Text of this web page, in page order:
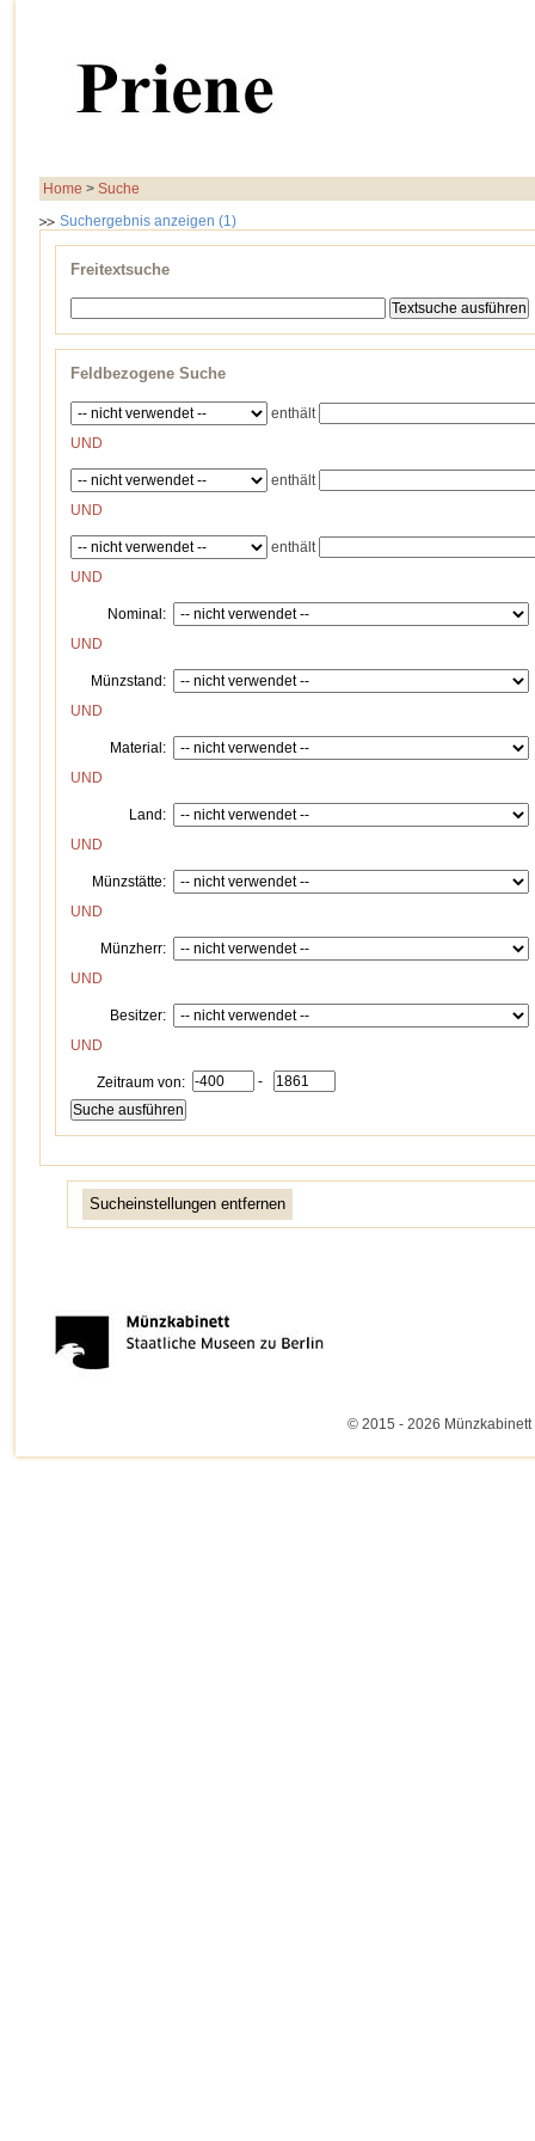
Home > Suche
Suchergebnis anzeigen (1)
Freitextsuche
Feldbezogene Suche
enthält
UND
enthält
UND
enthält
UND
Nominal:
UND
Münzstand:
UND
Material:
UND
Land:
UND
Münzstätte:
UND
Münzherr:
UND
Besitzer:
UND
Zeitraum von: -
Sucheinstellungen entfernen
© 2015 - 2026